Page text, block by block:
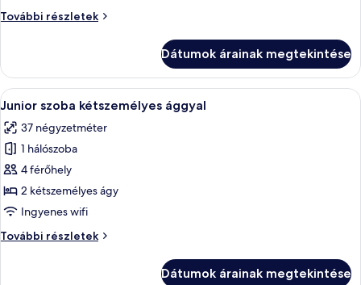
lakosztály
További részletek
Junior
részletei
Dátumok árainak megtekintése
A
következő
szoba
összes
képének
megtekintése:
Junior
kétszemélyes
Egy szállodai szoba, amelyben van
4
Junior szoba kétszemélyes ággyal
37 négyzetméter
1 hálószoba
4 férőhely
2 kétszemélyes ágy
Ingyenes wifi
További részletek
Junior
Dátumok árainak megtekintése